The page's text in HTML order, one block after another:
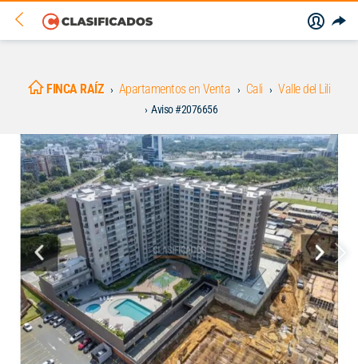
FINCA RAÍZ Apartamentos en Venta Cali Valle del Lili
Aviso #2076656